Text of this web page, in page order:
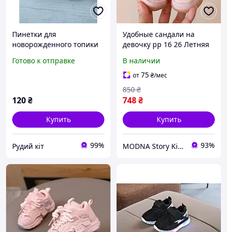
Пинетки для
новорожденного топики
обувь для малыша
Готово к отправке
120₴
Купить
Рудий кіт 99%
Удобные сандали на
девочку рр 16 26 Летняя
В наличии
от75₴/мес
748₴
850 ₴
Купить
MODNA Story Kids. Интернет-магазин модной детской и подростковой одежды и обуви 93%